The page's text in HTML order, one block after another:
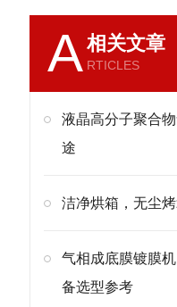
A相关文章
RTICLES
液晶高分子聚合
途
洁净烘箱，无尘
气相成底膜镀膜
备选型参考